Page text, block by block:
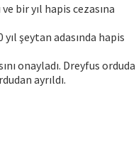
bir yıl hapis cezasına
şeytan adasında hapis
onayladı. Dreyfus orduda
ayrıldı.